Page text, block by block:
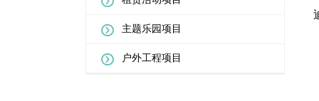
主题乐园项目
户外工程项目